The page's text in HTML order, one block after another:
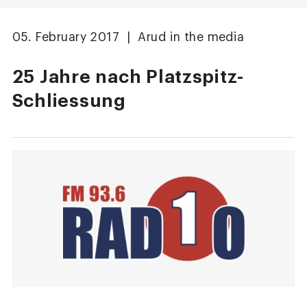
05. February 2017 | Arud in the media
25 Jahre nach Platzspitz-
Schliessung